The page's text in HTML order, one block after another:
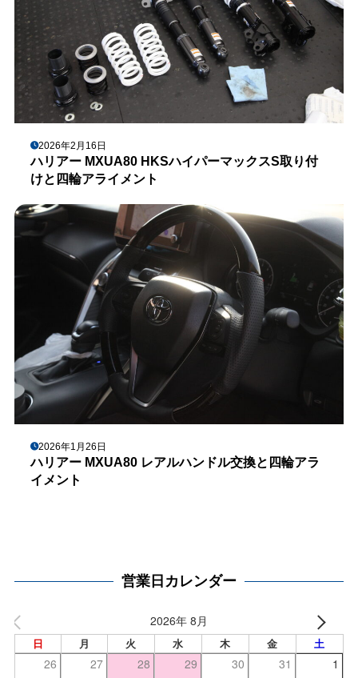
2026年2月16日
ハリアー MXUA80 HKSハイパーマックスS取り付
けと四輪アライメント
2026年1月26日
ハリアー MXUA80 レアルハンドル交換と四輪アラ
イメント
営業日カレンダー
2026年 8月
日 月 火 水 木 金 土
26 27 28 29 30 31 1